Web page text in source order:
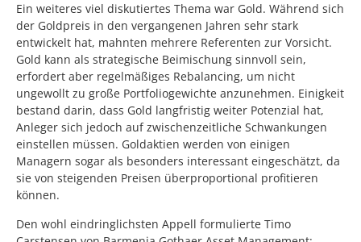
Ein weiteres viel diskutiertes Thema war Gold. Während sich
der Goldpreis in den vergangenen Jahren sehr stark
entwickelt hat, mahnten mehrere Referenten zur Vorsicht.
Gold kann als strategische Beimischung sinnvoll sein,
erfordert aber regelmäßiges Rebalancing, um nicht
ungewollt zu große Portfoliogewichte anzunehmen. Einigkeit
bestand darin, dass Gold langfristig weiter Potenzial hat,
Anleger sich jedoch auf zwischenzeitliche Schwankungen
einstellen müssen. Goldaktien werden von einigen
Managern sogar als besonders interessant eingeschätzt, da
sie von steigenden Preisen überproportional profitieren
können.
Den wohl eindringlichsten Appell formulierte Timo